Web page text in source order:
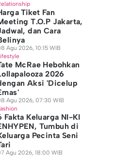
Tiket Fan
T.O.P Jakarta,
dan Cara
Agu 2026, 10:15 WIB
McRae Hebohkan
2026
Aksi 'Dicelup
Agu 2026, 07:30 WIB
Fakta Keluarga NI-KI
Tumbuh di
Pecinta Seni
Agu 2026, 18:00 WIB